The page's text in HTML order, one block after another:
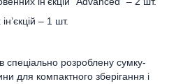
– 1 шт.
спеціально розроблену сумку-
для компактного зберігання і